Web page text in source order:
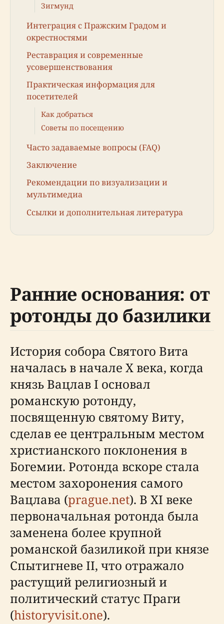
Зигмунд
Интеграция с Пражским Градом и
окрестностями
Реставрация и современные
усовершенствования
Практическая информация для
посетителей
Как добраться
Советы по посещению
Часто задаваемые вопросы (FAQ)
Заключение
Рекомендации по визуализации и
мультимедиа
Ссылки и дополнительная литература
Ранние основания: от
ротонды до базилики
История собора Святого Вита
началась в начале X века, когда
князь Вацлав I основал
романскую ротонду,
посвященную святому Виту,
сделав ее центральным местом
христианского поклонения в
Богемии. Ротонда вскоре стала
местом захоронения самого
Вацлава (prague.net). В XI веке
первоначальная ротонда была
заменена более крупной
романской базиликой при князе
Спытигневе II, что отражало
растущий религиозный и
политический статус Праги
(historyvisit.one).